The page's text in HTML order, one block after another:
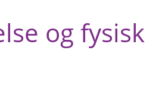
og fysisk